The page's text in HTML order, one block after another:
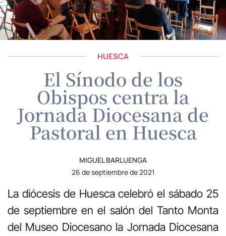
HUESCA
El Sínodo de los
Obispos centra la
Jornada Diocesana de
Pastoral en Huesca
MIGUEL BARLUENGA
26 de septiembre de 2021
La diócesis de Huesca celebró el sábado 25
de septiembre en el salón del Tanto Monta
del Museo Diocesano la Jornada Diocesana